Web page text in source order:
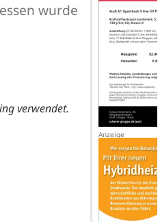
wurde
verwendet.